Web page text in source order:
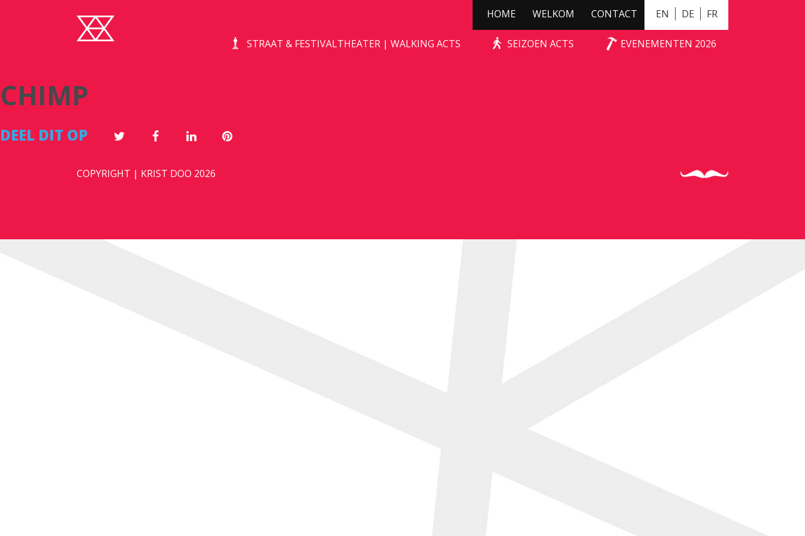
EN DE FR
HOME WELKOM CONTACT
STRAAT & FESTIVALTHEATER | WALKING ACTS SEIZOEN ACTS EVENEMENTEN 2026
CHIMP
CHIMP
DEEL DIT OP
COPYRIGHT | KRIST DOO 2026